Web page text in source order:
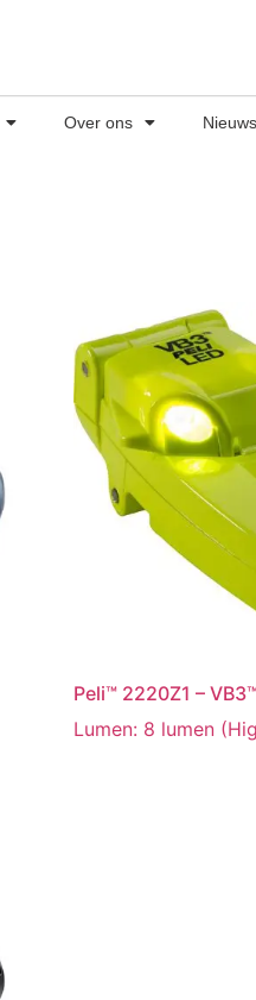
Over ons Nieuws
Peli™ 2220Z1 –
Lumen: 8 lumen